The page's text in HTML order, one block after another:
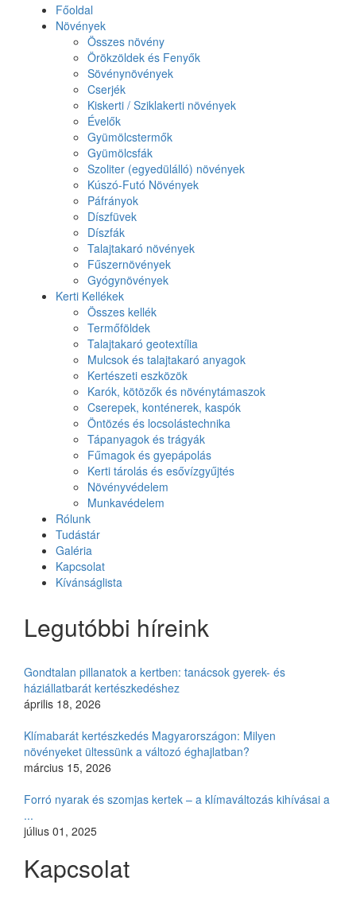
Főoldal
Növények
Összes növény
Örökzöldek és Fenyők
Sövénynövények
Cserjék
Kiskerti / Sziklakerti növények
Évelők
Gyümölcstermők
Gyümölcsfák
Szoliter (egyedülálló) növények
Kúszó-Futó Növények
Páfrányok
Díszfüvek
Díszfák
Talajtakaró növények
Fűszernövények
Gyógynövények
Kerti Kellékek
Összes kellék
Termőföldek
Talajtakaró geotextília
Mulcsok és talajtakaró anyagok
Kertészeti eszközök
Karók, kötözők és növénytámaszok
Cserepek, konténerek, kaspók
Öntözés és locsolástechnika
Tápanyagok és trágyák
Fűmagok és gyepápolás
Kerti tárolás és esővízgyűjtés
Növényvédelem
Munkavédelem
Rólunk
Tudástár
Galéria
Kapcsolat
Kívánságlista
Legutóbbi híreink
Gondtalan pillanatok a kertben: tanácsok gyerek- és
háziállatbarát kertészkedéshez
április 18, 2026
Klímabarát kertészkedés Magyarországon: Milyen
növényeket ültessünk a változó éghajlatban?
március 15, 2026
Forró nyarak és szomjas kertek – a klímaváltozás kihívásai a
...
július 01, 2025
Kapcsolat